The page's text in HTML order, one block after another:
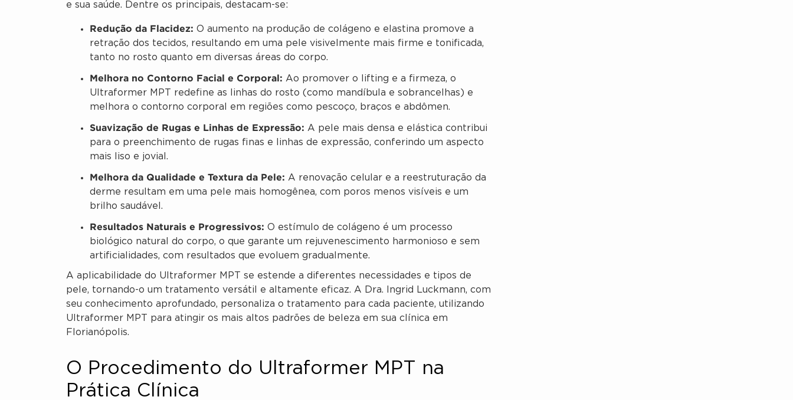
e sua saúde. Dentre os principais, destacam-se:
Redução da Flacidez: O aumento na produção de colágeno e elastina promove a
retração dos tecidos, resultando em uma pele visivelmente mais firme e tonificada,
tanto no rosto quanto em diversas áreas do corpo.
Melhora no Contorno Facial e Corporal: Ao promover o lifting e a firmeza, o
Ultraformer MPT redefine as linhas do rosto (como mandíbula e sobrancelhas) e
melhora o contorno corporal em regiões como pescoço, braços e abdômen.
Suavização de Rugas e Linhas de Expressão: A pele mais densa e elástica contribui
para o preenchimento de rugas finas e linhas de expressão, conferindo um aspecto
mais liso e jovial.
Melhora da Qualidade e Textura da Pele: A renovação celular e a reestruturação da
derme resultam em uma pele mais homogênea, com poros menos visíveis e um
brilho saudável.
Resultados Naturais e Progressivos: O estímulo de colágeno é um processo
biológico natural do corpo, o que garante um rejuvenescimento harmonioso e sem
artificialidades, com resultados que evoluem gradualmente.
A aplicabilidade do Ultraformer MPT se estende a diferentes necessidades e tipos de
pele, tornando-o um tratamento versátil e altamente eficaz. A Dra. Ingrid Luckmann, com
seu conhecimento aprofundado, personaliza o tratamento para cada paciente, utilizando
Ultraformer MPT para atingir os mais altos padrões de beleza em sua clínica em
Florianópolis.
O Procedimento do Ultraformer MPT na
Prática Clínica